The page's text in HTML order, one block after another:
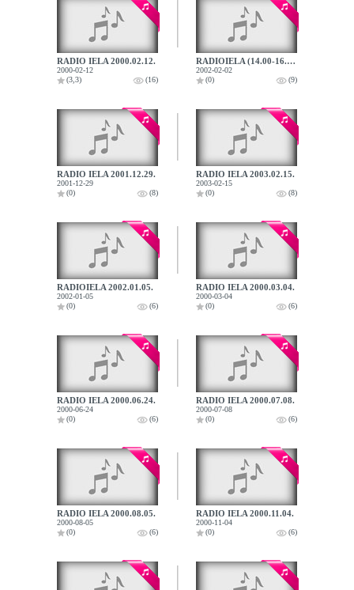
RADIO IELA 2000.02.12.
2000-02-12
(3,3)
(16)
RADIOIELA (14.00-16.00) 2002.02.02.
2002-02-02
(0)
(9)
RADIO IELA 2001.12.29.
2001-12-29
(0)
(8)
RADIO IELA 2003.02.15.
2003-02-15
(0)
(8)
RADIOIELA 2002.01.05.
2002-01-05
(0)
(6)
RADIO IELA 2000.03.04.
2000-03-04
(0)
(6)
RADIO IELA 2000.06.24.
2000-06-24
(0)
(6)
RADIO IELA 2000.07.08.
2000-07-08
(0)
(6)
RADIO IELA 2000.08.05.
2000-08-05
(0)
(6)
RADIO IELA 2000.11.04.
2000-11-04
(0)
(6)